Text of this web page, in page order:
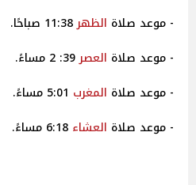
- موعد صلاة الظهر11:38 صباحًا.
- موعد صلاة العصر39: 2 مساءً.
- موعد صلاة المغرب
- موعد صلاة العشاء